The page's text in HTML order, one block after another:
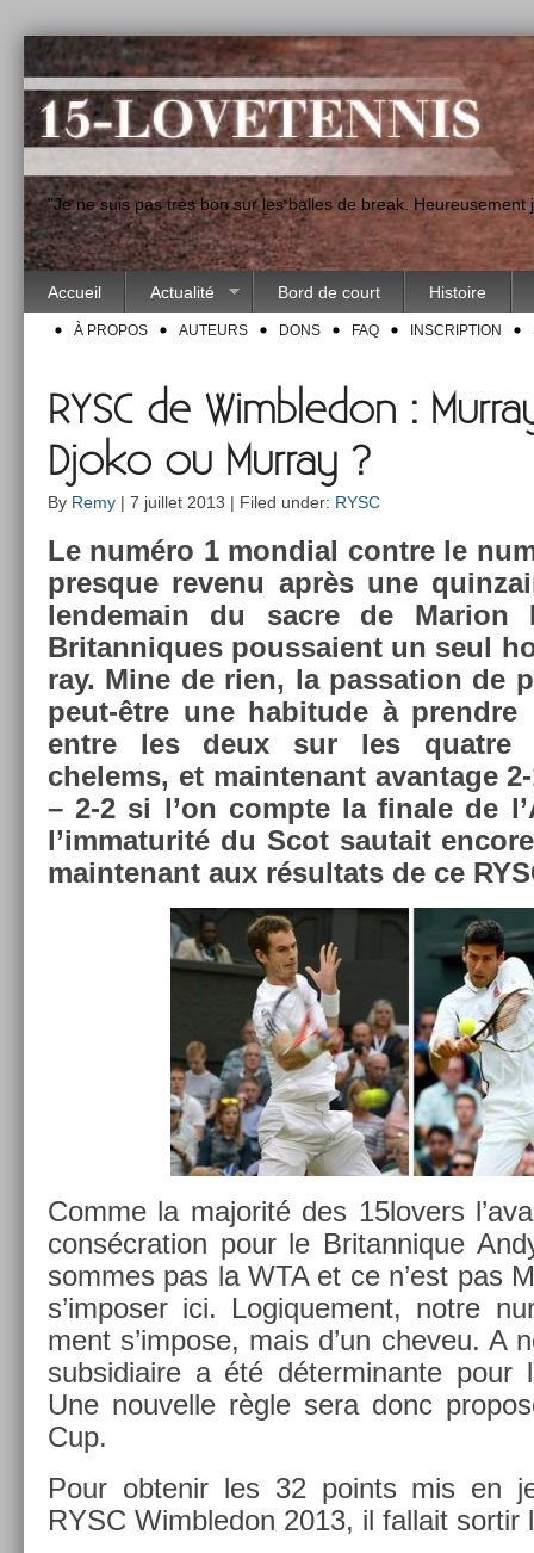
"Je ne suis pas très bon sur les balles de break.
Accueil Actualité Bord de court Histoire
À PROPOS AUTEURS DONS FAQ INSCRIPTION
RYSC de Wimbledon :
Djoko ou Murray ?
By Remy | 7 juillet 2013 | Filed under: RYSC
Le numéro 1 mon­di­al con­tre le
pre­sque re­venu après une
len­demain du sacre de Mar­ion
Britan­niques pous­saient un seul
ray. Mine de rien, la pas­sa­tion de
peut-être une habitude à
entre les deux sur les quat­re
chelems, et main­tenant avan­tage
– 2-2 si l’on com­pte la fin­ale de
l’im­maturité du Scot sautait
main­tenant aux résul­tats de ce
Comme la majorité des 15lovers
con­sécra­tion pour le Britan­nique
som­mes pas la WTA et ce n’est pas
s’im­pos­er ici. Logique­ment, notre
ment s’im­pose, mais d’un cheveu. A
sub­sidiaire a été déter­minan­te pour
Une nouvel­le règle sera donc
Cup.
Pour ob­tenir les 32 points mis en
RYSC Wimbledon 2013, il fal­lait sor­tir